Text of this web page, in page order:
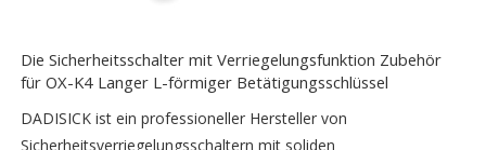
Die Sicherheitsschalter mit Verriegelungsfunktion Zubehör
für OX-K4 Langer L-förmiger Betätigungsschlüssel
DADISICK ist ein professioneller Hersteller von
Sicherheitsverriegelungsschaltern mit soliden